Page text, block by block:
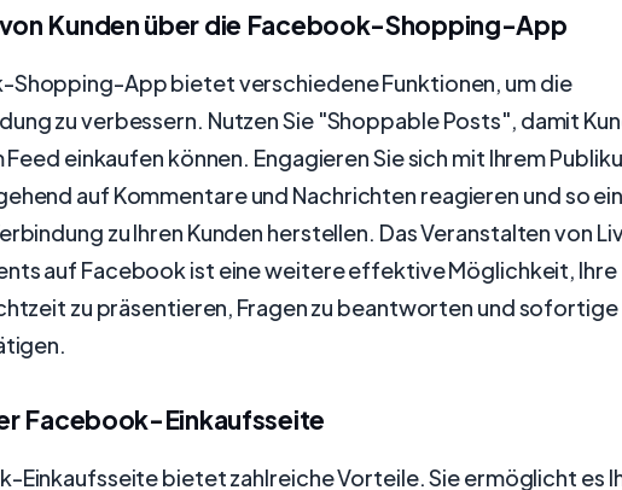
Kunden über die Facebook-Shopping-App
Shopping-App bietet verschiedene Funktionen, um die
zu verbessern. Nutzen Sie "Shoppable Posts", damit
einkaufen können. Engagieren Sie sich mit Ihrem
auf Kommentare und Nachrichten reagieren und so
zu Ihren Kunden herstellen. Das Veranstalten von
auf Facebook ist eine weitere effektive Möglichkeit, Ihre
zu präsentieren, Fragen zu beantworten und sofortige
Facebook-Einkaufsseite
Einkaufsseite bietet zahlreiche Vorteile. Sie ermöglicht es